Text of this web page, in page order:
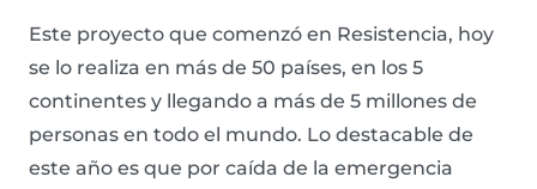
Este proyecto que comenzó en Resistencia, hoy
se lo realiza en más de 50 países, en los 5
continentes y llegando a más de 5 millones de
personas en todo el mundo. Lo destacable de
este año es que por caída de la emergencia